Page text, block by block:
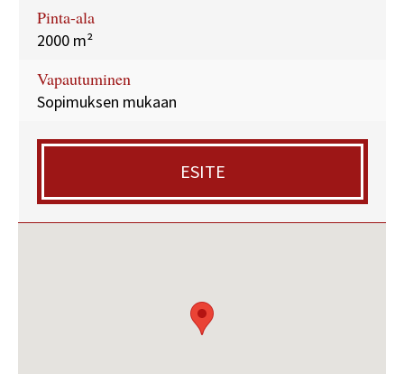
Pinta-ala
2000 m²
Vapautuminen
Sopimuksen mukaan
ESITE